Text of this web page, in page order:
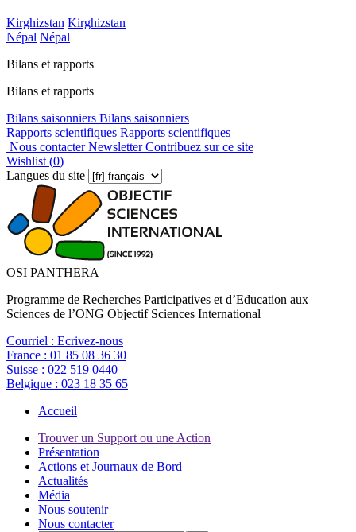
Kirghizstan Kirghizstan
Népal Népal
Bilans et rapports
Bilans et rapports
Bilans saisonniers Bilans saisonniers
Rapports scientifiques Rapports scientifiques
Nous contacterNewsletterContribuez sur ce site
Wishlist (0)
Langues du site
OSI PANTHERA
Programme de Recherches Participatives et d’Education aux
Sciences de l’ONG Objectif Sciences International
Courriel : Ecrivez-nous
France : 01 85 08 36 30
Suisse : 022 519 0440
Belgique : 023 18 35 65
Accueil
Trouver un Support ou une Action
Présentation
Actions et Journaux de Bord
Actualités
Média
Nous soutenir
Nous contacter